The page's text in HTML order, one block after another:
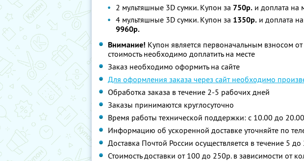
2 мультяшные 3D сумки. Купон за 750р. и доплата на
4 мультяшные 3D сумки. Купон за 1350р. и доплата
9960р.
Внимание! Купон является первоначальным взносом
стоимость необходимо доплатить на месте
Заказ необходимо оформить на сайте
Для оформления заказа через сайт необходимо
Обработка заказа в течение 2-5 рабочих дней
Заказы принимаются круглосуточно
Время работы технической поддержки: с 10.00 до 20.00
Информацию об ускоренной доставке уточняйте по
Доставка Почтой России осуществляется в течение 5
Стоимость доставки от 100 до 250р. в зависимости от